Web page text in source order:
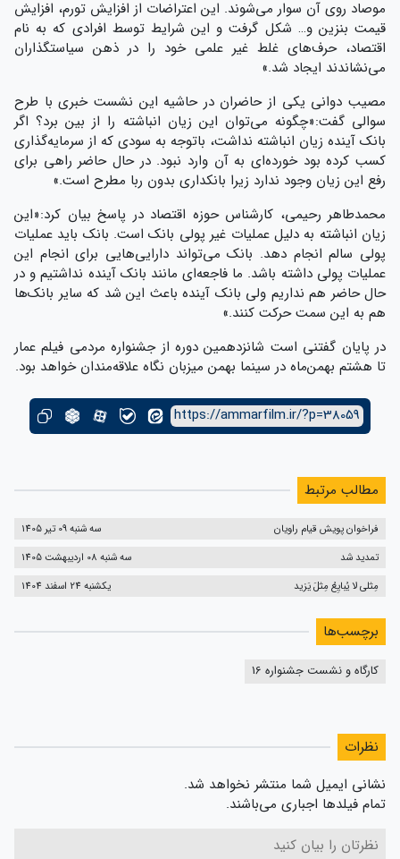
موصاد روی آن سوار می‌شوند. این اعتراضات از افزایش تورم، افزایش
قیمت بنزین و… شکل گرفت و این شرایط توسط افرادی که به نام
اقتصاد، حرف‌های غلط غیر علمی خود را در ذهن سیاستگذاران
می‌نشاندند ایجاد شد.»
مصیب دوانی یکی از حاضران در حاشیه این نشست خبری با طرح
سوالی گفت:«چگونه می‌توان این زیان انباشته را از بین برد؟ اگر
بانک آینده زیان انباشته نداشت، باتوجه به سودی که از سرمایه‌گذاری
کسب کرده بود خورده‌ای به آن وارد نبود. در حال حاضر راهی برای
رفع این زیان وجود ندارد زیرا بانکداری بدون ربا مطرح است.»
محمدطاهر رحیمی، کارشناس حوزه اقتصاد در پاسخ بیان کرد:«این
زیان انباشته به دلیل عملیات غیر پولی بانک است. بانک باید عملیات
پولی سالم انجام دهد. بانک می‌تواند دارایی‌هایی برای انجام این
عملیات پولی داشته باشد. ما فاجعه‌ای مانند بانک آینده نداشتیم و در
حال حاضر هم نداریم ولی بانک آینده باعث این شد که سایر بانک‌ها
هم به این سمت حرکت کنند.»
در پایان گفتنی‌ است شانزدهمین دوره از جشنواره مردمی فیلم عمار
تا هشتم بهمن‌ماه در سینما بهمن میزبان نگاه علاقه‌مندان خواهد بود.
https://ammarfilm.ir/?p=38059
مطالب مرتبط
فراخوان پویش قیام راویان
سه شنبه 09 تیر 1405
تمدید شد
سه شنبه 08 اردیبهشت 1405
مِثلی لا یُبایِعُ مِثلَ یَزید
یکشنبه 24 اسفند 1404
برچسب‌ها
کارگاه و نشست جشنواره 16
نظرات
نشانی ایمیل شما منتشر نخواهد شد.
تمام فیلدها اجباری می‌باشند.